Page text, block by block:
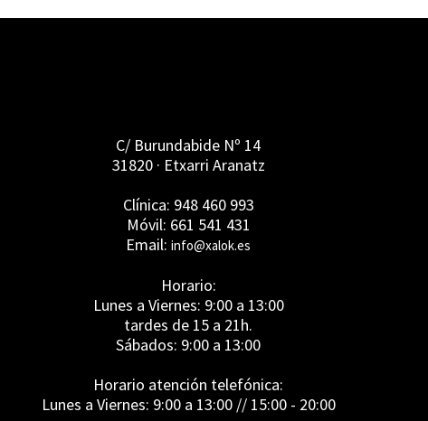
C/ Burundabide Nº 14
31820 · Etxarri Aranatz
Clínica: 948 460 993
Móvil: 661 541 431
Email: info@xalok.es
Horario:
Lunes a Viernes: 9:00 a 13:00
tardes de 15 a 21h.
Sábados: 9:00 a 13:00
Horario atención telefónica:
Lunes a Viernes: 9:00 a 13:00 // 15:00 - 20:00